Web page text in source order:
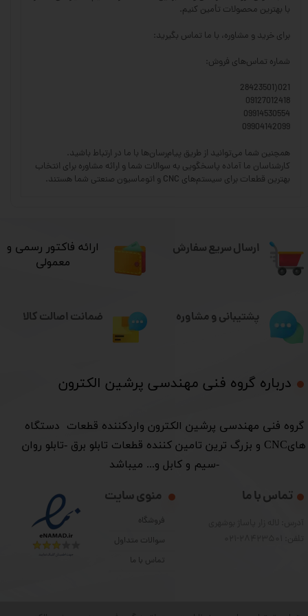
با بهترین محصولات تأمین کنیم.
برای خرید و مشاوره، با ما تماس بگیرید:
شماره تماس‌های فروش:
021(28423501
09127012418
09914530554
09904142099
همچنین شما می‌توانید از طریق پیام‌رسان‌ها با ما در ارتباط باشید.
کارشناسان ما آماده پاسخگویی به سوالات شما و ارائه مشاوره برای انتخاب
بهترین قطعات برای سیستم‌های CNC و اتوماسیون صنعتی شما هستند.
ارسال سریع سفارش
درباره گروه فنی مهندسی پرشین الکترون​​​​​​​
​گروه فنی مهندسی پرشین الکترون واردکننده قطعات دستگاه
هایCNC و بزرگ ترین تامین کننده قطعات تابلو برق -تابلو روان
-سیم و کابل و... میباشد
منوی سایت
فروشگاه
سوالات متداول
تماس با ما
تماس با ما
​ارائه فاکتور رسمی و
معمولی
پشتیبانی و مشاوره ضمانت اصالت کالا